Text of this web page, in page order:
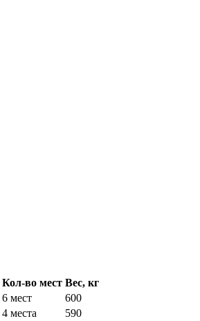
Кол-во мест Вес, кг
6 мест
600
4 места
590